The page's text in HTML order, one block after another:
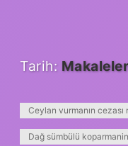
Tarih: Makaleler
Ceylan vurmanın cezası
Dağ sümbülü